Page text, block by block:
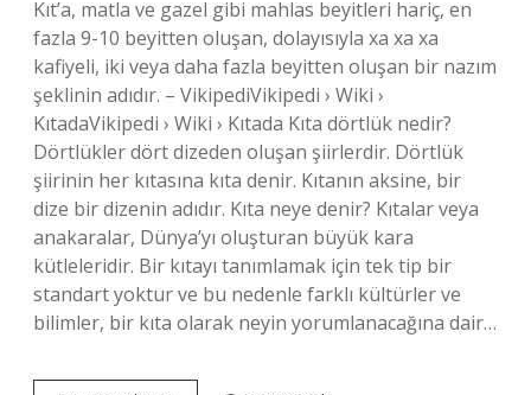
Kıt’a, matla ve gazel gibi mahlas beyitleri hariç, en
fazla 9-10 beyitten oluşan, dolayısıyla xa xa xa
kafiyeli, iki veya daha fazla beyitten oluşan bir nazım
şeklinin adıdır. – VikipediVikipedi › Wiki ›
KıtadaVikipedi › Wiki › Kıtada Kıta dörtlük nedir?
Dörtlükler dört dizeden oluşan şiirlerdir. Dörtlük
şiirinin her kıtasına kıta denir. Kıtanın aksine, bir
dize bir dizenin adıdır. Kıta neye denir? Kıtalar veya
anakaralar, Dünya’yı oluşturan büyük kara
kütleleridir. Bir kıtayı tanımlamak için tek tip bir
standart yoktur ve bu nedenle farklı kültürler ve
bilimler, bir kıta olarak neyin yorumlanacağına dair…